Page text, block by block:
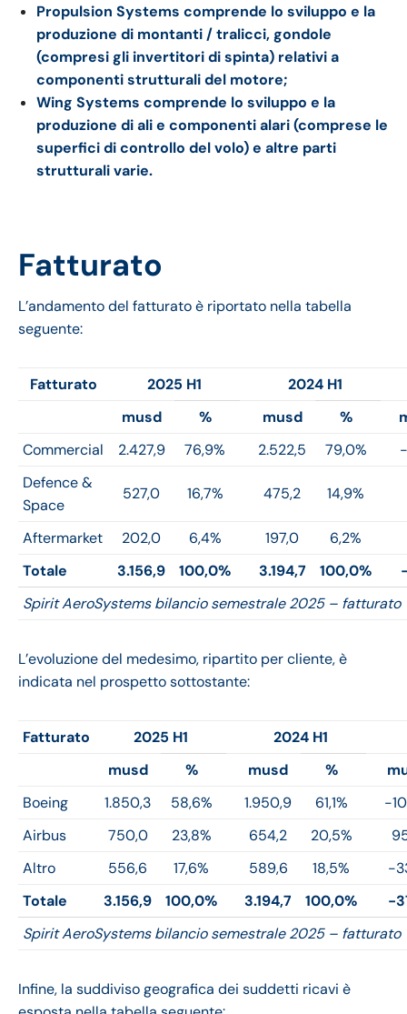
Propulsion Systems comprende lo sviluppo e la
produzione di montanti / tralicci, gondole
(compresi gli invertitori di spinta) relativi a
componenti strutturali del motore;
Wing Systems comprende lo sviluppo e la
produzione di ali e componenti alari (comprese le
superfici di controllo del volo) e altre parti
strutturali varie.
Fatturato
L’andamento del fatturato è riportato nella tabella
seguente:
Fatturato 2025 H1
2024 H1
musd
% musd %
Commercial
2.427,9 76,9% 2.522,5 79,0%
Defence &
Space
527,0 16,7% 475,2 14,9%
Aftermarket 202,0 6,4% 197,0
6,2%
Totale
3.156,9 100,0% 3.194,7 100,0%
Spirit AeroSystems bilancio semestrale 2025 – fatturato
L’evoluzione del medesimo, ripartito per cliente, è
indicata nel prospetto sottostante:
Fatturato 2025 H1
2024 H1
musd
% musd %
Boeing
1.850,3 58,6% 1.950,9 61,1%
-
Airbus
750,0 23,8% 654,2 20,5%
Altro
556,6 17,6% 589,6 18,5%
-
Totale
3.156,9 100,0% 3.194,7 100,0%
-
Spirit AeroSystems bilancio semestrale 2025 – fatturato
Infine, la suddiviso geografica dei suddetti ricavi è